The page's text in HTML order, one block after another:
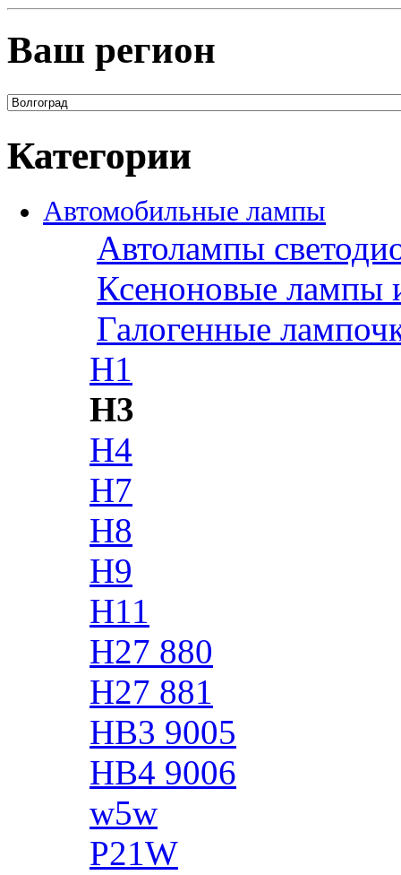
Ваш регион
Категории
Автомобильные лампы
Автолампы
Ксеноновые лампы
Галогенные
H1
H3
H4
H7
H8
H9
H11
H27 880
H27 881
HB3 9005
HB4 9006
w5w
P21W